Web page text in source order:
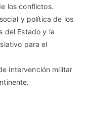
los conflictos.
y política de los
del Estado y la
para el
intervención militar